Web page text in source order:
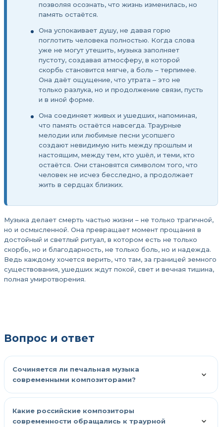
позволяя осознать, что жизнь изменилась, но
память остаётся.
Она успокаивает душу, не давая горю
поглотить человека полностью. Когда слова
уже не могут утешить, музыка заполняет
пустоту, создавая атмосферу, в которой
скорбь становится мягче, а боль – терпимее.
Она даёт ощущение, что утрата – это не
только разлука, но и продолжение связи, пусть
и в иной форме.
Она соединяет живых и ушедших, напоминая,
что память остаётся навсегда. Траурные
мелодии или любимые песни усопшего
создают невидимую нить между прошлым и
настоящим, между тем, кто ушёл, и теми, кто
остаётся. Они становятся символом того, что
человек не исчез бесследно, а продолжает
жить в сердцах близких.
Музыка делает смерть частью жизни – не только трагичной,
но и осмысленной. Она превращает момент прощания в
достойный и светлый ритуал, в котором есть не только
скорбь, но и благодарность, не только боль, но и надежда.
Ведь каждому хочется верить, что там, за границей земного
существования, ушедших ждут покой, свет и вечная тишина,
полная умиротворения.
Вопрос и ответ
Сочиняется ли печальная музыка
современными композиторами?
Какие российские композиторы
современности обращались к траурной